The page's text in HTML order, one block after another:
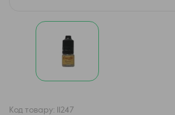
Код товару: 11247